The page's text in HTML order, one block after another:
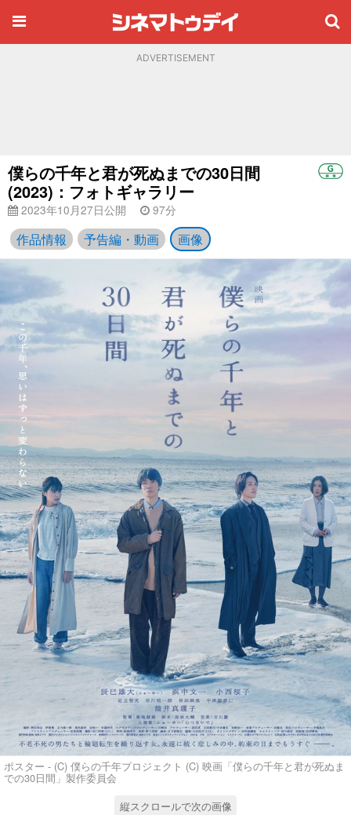
ADVERTISEMENT
僕らの千年と君が死ぬまでの30日間
(2023)：フォトギャラリー
2023年10月27日公開 97分
作品情報 予告編・動画 画像
ポスター - (C) 僕らの千年プロジェクト (C) 映画「僕らの千年と君が死ぬま
での30日間」製作委員会
縦スクロールで次の画像